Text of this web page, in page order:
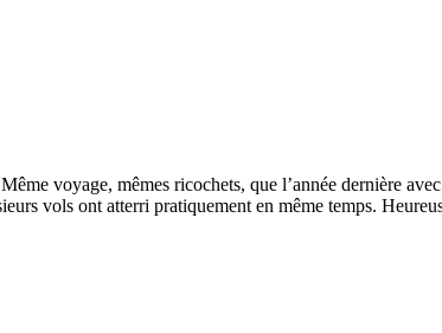
voyage, mêmes ricochets, que l’année dernière
vols ont atterri pratiquement en même temps.